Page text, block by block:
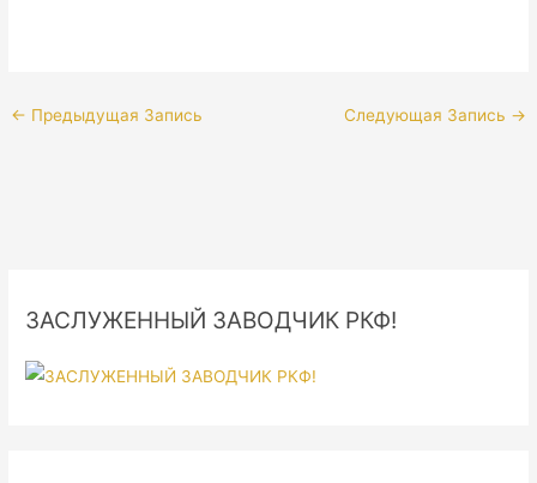
← Предыдущая Запись Следующая Запись →
ЗАСЛУЖЕННЫЙ ЗАВОДЧИК РКФ!